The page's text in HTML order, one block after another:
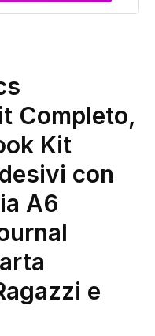
Completo,
Kit
con
A6
e